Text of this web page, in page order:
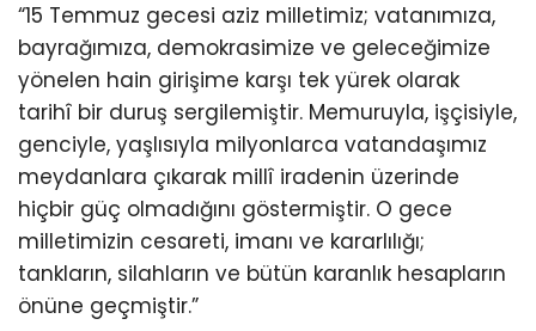
“15 Temmuz gecesi aziz milletimiz; vatanımıza,
bayrağımıza, demokrasimize ve geleceğimize
yönelen hain girişime karşı tek yürek olarak
tarihî bir duruş sergilemiştir. Memuruyla, işçisiyle,
genciyle, yaşlısıyla milyonlarca vatandaşımız
meydanlara çıkarak millî iradenin üzerinde
hiçbir güç olmadığını göstermiştir. O gece
milletimizin cesareti, imanı ve kararlılığı;
tankların, silahların ve bütün karanlık hesapların
önüne geçmiştir.”